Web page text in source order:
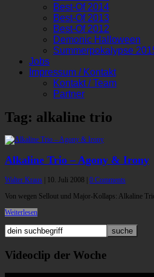
Best-Of 2014
Best-Of 2013
Best-Of 2012
Demonic Halloween
Summerpokalypse
Jobs
Impressum / Kontakt
Kontakt / Team
Partner
Tag: alkaline trio
Alkaline Trio – Agony & Irony
Walter Kraus 10. Juli 2008 0 Comments
Von wegen Sellout und Major-Kollaps: Alkaline
Weiterlesen
Videoclip der Woche